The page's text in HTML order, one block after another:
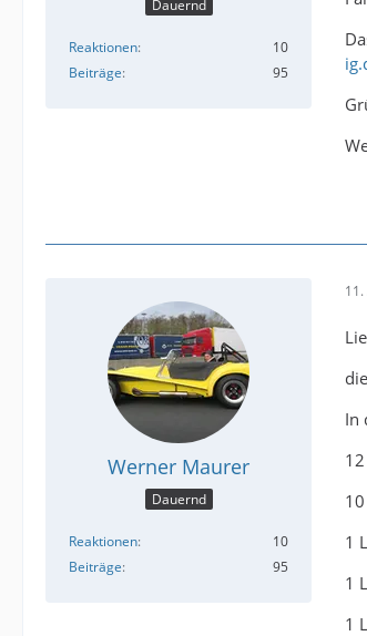
Dauernd
Reaktionen
10
Beiträge
95
Werner Maurer
Dauernd
Reaktionen
10
Beiträge
95
In
1
1
1